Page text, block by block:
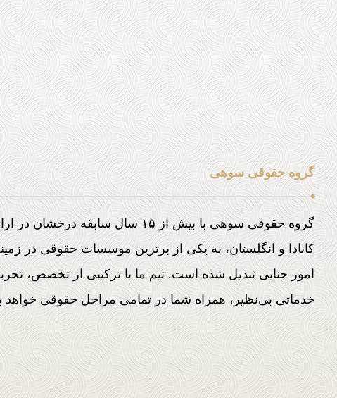
گروه جقوقی سوهی
گروه حقوقی سوهی با بیش از ۱۵ سال
کانادا و انگلستان، به یکی از برترین موسسات حقوقی در
امور جنایی تبدیل شده است. تیم ما با ترکیبی از تخصص،
خدماتی بی‌نظیر، همراه شما در تمامی مراحل حقوقی خواهد
تماس با ما : 9797 877 833 1+
آدرس ایمیل : info@sohi.law